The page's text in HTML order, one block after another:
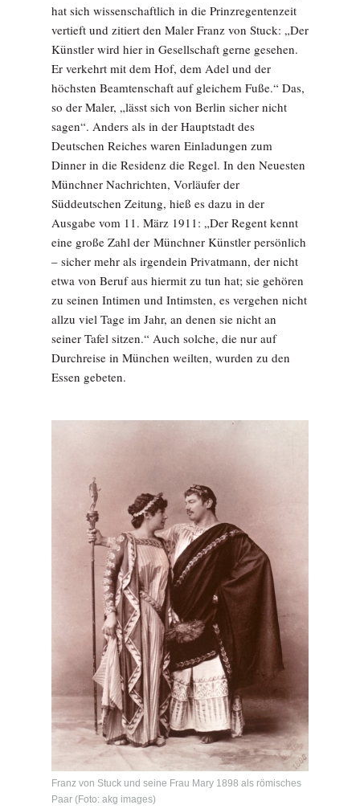
hat sich wissenschaftlich in die Prinzregentenzeit
vertieft und zitiert den Maler Franz von Stuck: „Der
Künstler wird hier in Gesellschaft gerne gesehen.
Er verkehrt mit dem Hof, dem Adel und der
höchsten Beamtenschaft auf gleichem Fuße.“ Das,
so der Maler, „lässt sich von Berlin sicher nicht
sagen“. Anders als in der Hauptstadt des
Deutschen Reiches waren Einladungen zum
Dinner in die Residenz die Regel. In den Neuesten
Münchner Nachrichten, Vorläufer der
Süddeutschen Zeitung, hieß es dazu in der
Ausgabe vom 11. März 1911: „Der Regent kennt
eine große Zahl der Münchner Künstler persönlich
– sicher mehr als irgendein Privatmann, der nicht
etwa von Beruf aus hiermit zu tun hat; sie gehören
zu seinen Intimen und Intimsten, es vergehen nicht
allzu viel Tage im Jahr, an denen sie nicht an
seiner Tafel sitzen.“ Auch solche, die nur auf
Durchreise in München weilten, wurden zu den
Essen gebeten.
Franz von Stuck und seine Frau Mary 1898 als römisches
Paar (Foto: akg images)